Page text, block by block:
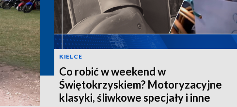
KIELCE
Co robić w weekend w
Świętokrzyskiem? Motoryzacyjne
klasyki, śliwkowe specjały i inne